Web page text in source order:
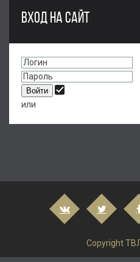
ВХОД НА САЙТ
или
Copyright